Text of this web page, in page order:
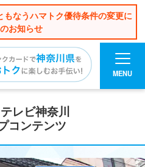
なうハマトク優待条件の変更に
お知らせ
MENU
レビ神奈川
コンテンツ